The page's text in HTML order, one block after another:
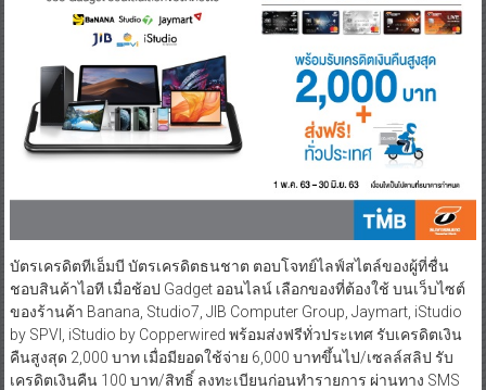
บัตรเครดิตทีเอ็มบี บัตรเครดิตธนชาต ตอบโจทย์ไลฟ์สไตล์ของผู้ที่ชื่น
ชอบสินค้าไอที เมื่อช้อป Gadget ออนไลน์ เลือกของที่ต้องใช้ บนเว็บไซต์
ของร้านค้า Banana, Studio7, JIB Computer Group, Jaymart, iStudio
by SPVI, iStudio by Copperwired พร้อมส่งฟรีทั่วประเทศ รับเครดิตเงิน
คืนสูงสุด 2,000 บาท เมื่อมียอดใช้จ่าย 6,000 บาทขึ้นไป/เซลล์สลิป รับ
เครดิตเงินคืน 100 บาท/สิทธิ์ ลงทะเบียนก่อนทำรายการ ผ่านทาง SMS